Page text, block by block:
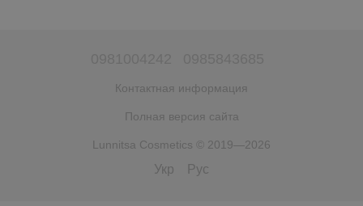
Контактная информация
Полная версия сайта
Lunnitsa Cosmetics © 2019—2026
Укр Рус